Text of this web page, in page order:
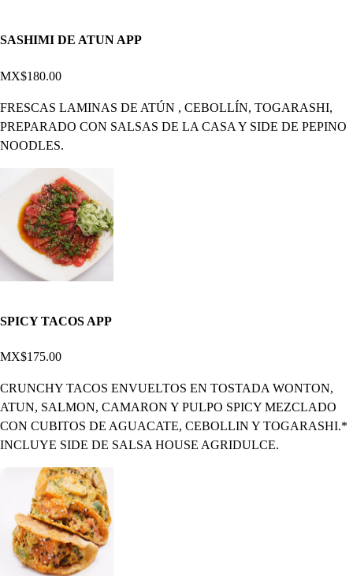
SASHIMI DE ATUN APP
MX$180.00
FRESCAS LAMINAS DE ATÚN , CEBOLLÍN, TOGARASHI,
PREPARADO CON SALSAS DE LA CASA Y SIDE DE PEPINO
NOODLES.
SPICY TACOS APP
MX$175.00
CRUNCHY TACOS ENVUELTOS EN TOSTADA WONTON,
ATUN, SALMON, CAMARON Y PULPO SPICY MEZCLADO
CON CUBITOS DE AGUACATE, CEBOLLIN Y TOGARASHI.*
INCLUYE SIDE DE SALSA HOUSE AGRIDULCE.